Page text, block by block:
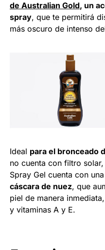
de Australian Gold, un
spray, que te permitirá
más oscuro de intenso
Ideal para el bronceado
no cuenta con filtro
Spray Gel cuenta con
cáscara de nuez, que
piel de manera
y vitaminas A y E.